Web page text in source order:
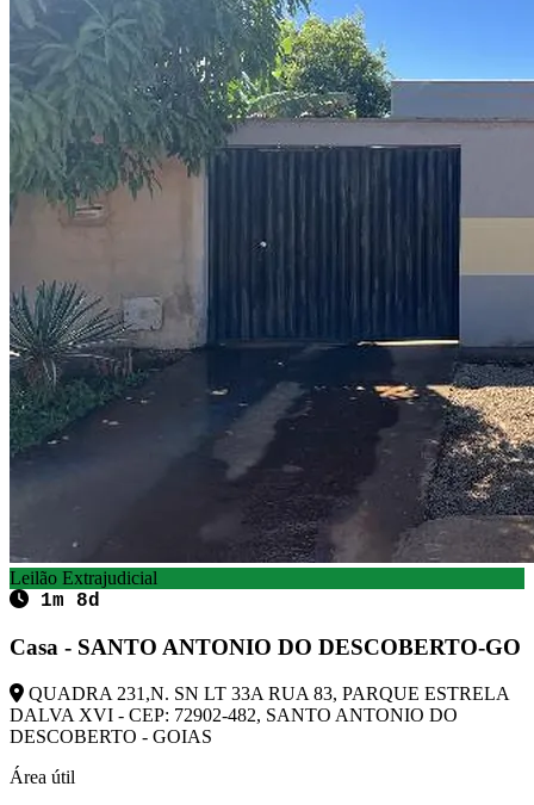
Leilão Extrajudicial
1m 8d
Casa - SANTO ANTONIO DO DESCOBERTO-GO
QUADRA 231,N. SN LT 33A RUA 83, PARQUE ESTRELA
DALVA XVI - CEP: 72902-482, SANTO ANTONIO DO
DESCOBERTO - GOIAS
Área útil